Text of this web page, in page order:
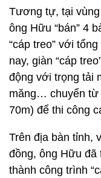
Tương tự, tại
ông Hữu “bán” 4
“cáp treo” với
nay, giàn “cáp
động với trọng tải
măng… chuyển từ
70m) để thi công
Trên địa bàn tỉnh,
đồng, ông Hữu đã
thành công trình